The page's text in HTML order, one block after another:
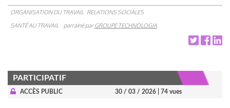
ORGANISATION DU TRAVAIL RELATIONS SOCIALES
SANTÉ AU TRAVAIL
parrainé parGROUPE TECHNOLOGIA
PARTICIPATIF
ACCÈS PUBLIC 30 / 03 / 2026 | 74 vues